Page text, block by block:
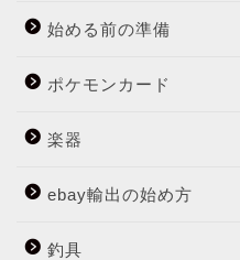
始める前の準備
ポケモンカード
楽器
ebay輸出の始め方
釣具